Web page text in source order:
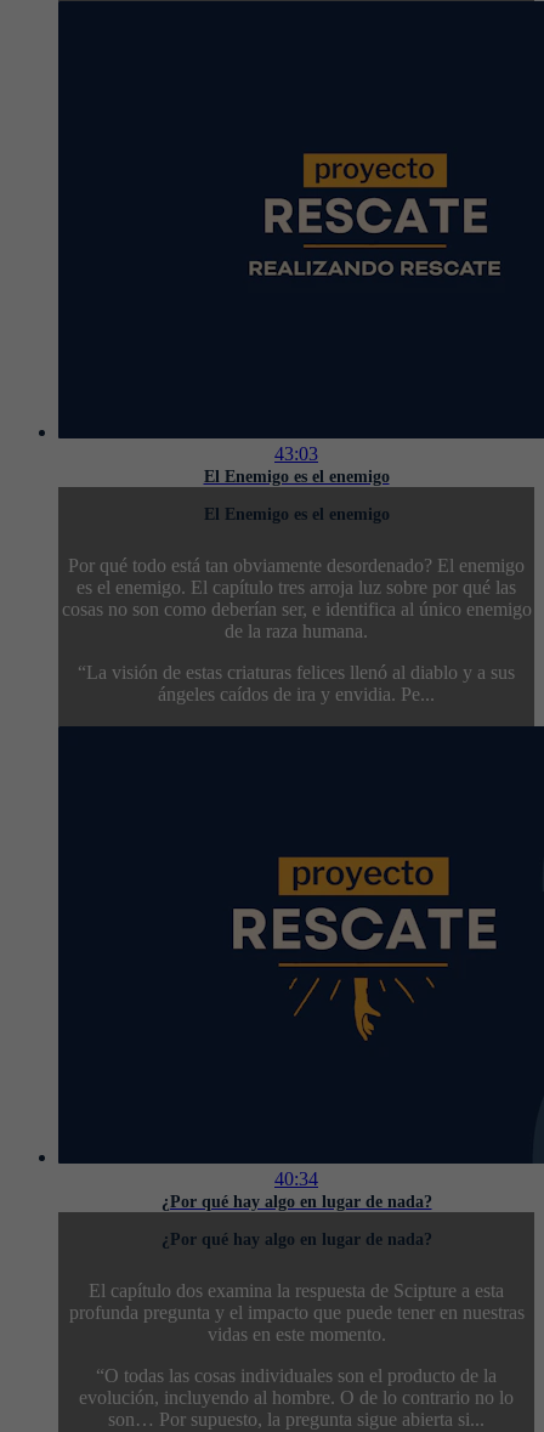
43:03
El Enemigo es el enemigo
El Enemigo es el enemigo
Por qué todo está tan obviamente desordenado? El enemigo
es el enemigo. El capítulo tres arroja luz sobre por qué las
cosas no son como deberían ser, e identifica al único enemigo
de la raza humana.
“La visión de estas criaturas felices llenó al diablo y a sus
ángeles caídos de ira y envidia. Pe...
40:34
¿Por qué hay algo en lugar de nada?
¿Por qué hay algo en lugar de nada?
El capítulo dos examina la respuesta de Scipture a esta
profunda pregunta y el impacto que puede tener en nuestras
vidas en este momento.
“O todas las cosas individuales son el producto de la
evolución, incluyendo al hombre. O de lo contrario no lo
son… Por supuesto, la pregunta sigue abierta si...